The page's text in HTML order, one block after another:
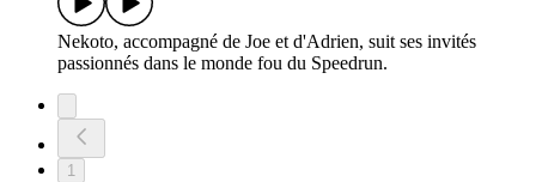
Nekoto, accompagné de Joe et d'Adrien, suit ses invités
passionnés dans le monde fou du Speedrun.
1